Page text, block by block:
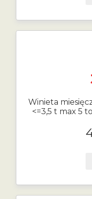
Winieta
<=3,5 t max 5